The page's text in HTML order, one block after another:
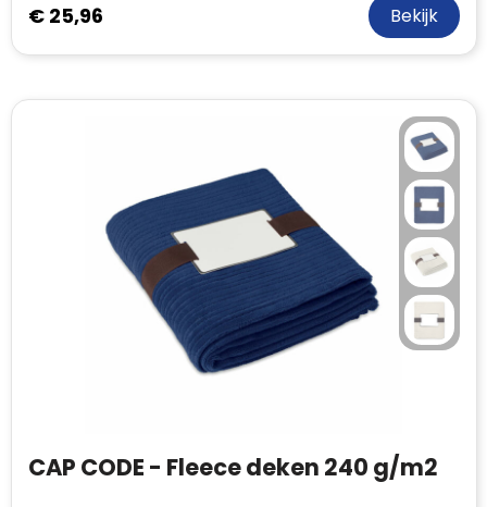
€ 25,96 Bekijk
CAP CODE - Fleece deken 240 g/m2